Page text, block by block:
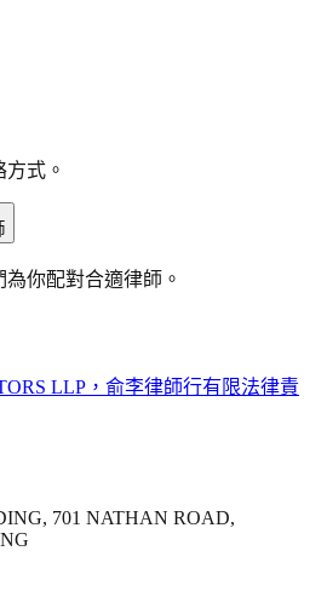
式。
你配對合適律師。
LLP ，俞李律師行有限法律責
701 NATHAN ROAD,